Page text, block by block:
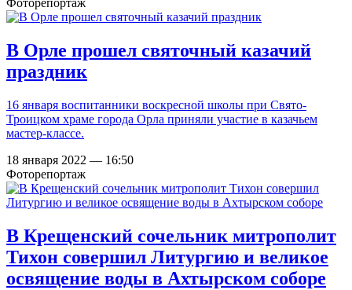
Фоторепортаж
В Орле прошел святочный казачий
праздник
16 января воспитанники воскресной школы при Свято-
Троицком храме города Орла приняли участие в казачьем
мастер-классе.
18 января 2022 — 16:50
Фоторепортаж
В Крещенский сочельник митрополит
Тихон совершил Литургию и великое
освящение воды в Ахтырском соборе